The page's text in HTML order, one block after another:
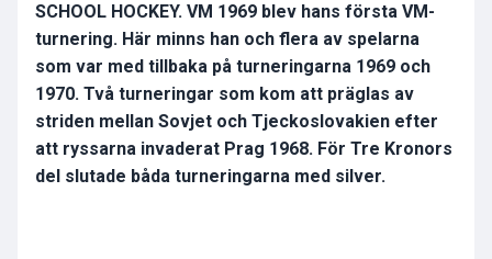
SCHOOL HOCKEY. VM 1969 blev hans första VM-
turnering. Här minns han och flera av spelarna
som var med tillbaka på turneringarna 1969 och
1970. Två turneringar som kom att präglas av
striden mellan Sovjet och Tjeckoslovakien efter
att ryssarna invaderat Prag 1968. För Tre Kronors
del slutade båda turneringarna med silver.